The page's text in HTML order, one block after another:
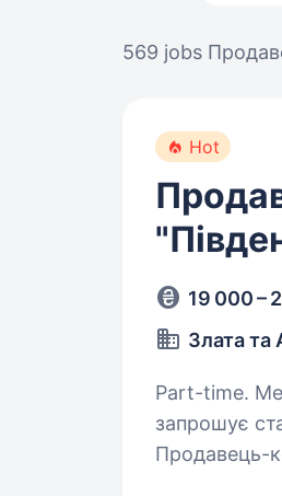
569 jobs
Hot
19 000 –
Злата та
Part-time. Мережа магазинів взуття та аксесуарів «Злата» та «Attico»
запрошує
Продавець-консультант. Приєднуйся